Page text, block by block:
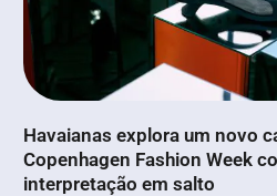
Havaianas explora um novo
Copenhagen Fashion Week
interpretação em salto